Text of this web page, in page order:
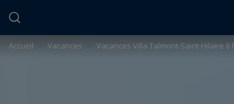
Accueil Vacances Vacances Villa Talmont-Saint-Hilaire 6